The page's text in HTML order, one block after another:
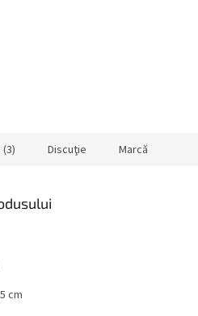
Discuţie Marcă
cm